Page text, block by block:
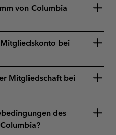
von Columbia
bei
Mitgliedschaft bei
des